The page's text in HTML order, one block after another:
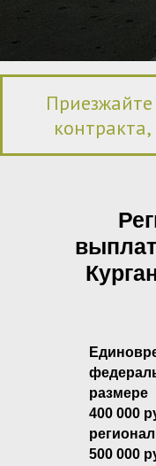
размере
400 000
500 000